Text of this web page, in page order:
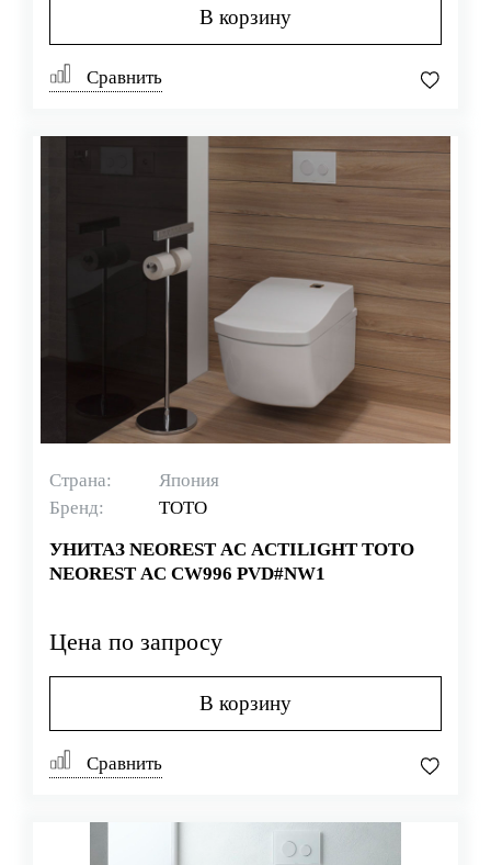
В корзину
Сравнить
Страна:
Япония
Бренд:
TOTO
УНИТАЗ NEOREST AC ACTILIGHT TOTO
NEOREST AC CW996 PVD#NW1
Цена по запросу
В корзину
Сравнить